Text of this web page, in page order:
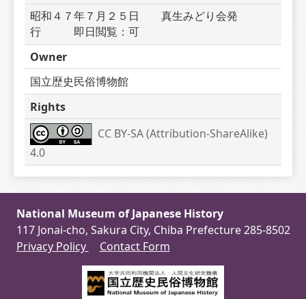
昭和４７年７月２５日　　真生みどり会発
行　　　即日閲覧：可
Owner
国立歴史民俗博物館
Rights
CC BY-SA (Attribution-ShareAlike)
4.0
National Museum of Japanese History
117 Jonai-cho, Sakura City, Chiba Prefecture 285-8502
Privacy Policy
Contact Form